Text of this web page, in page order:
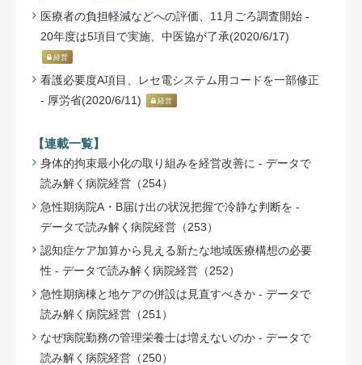
医療者の負担軽減などへの評価、11月ごろ調査開始 -
20年度は5項目で実施、中医協が了承(2020/6/17)
経営
看護必要度A項目、レセ電システム用コードを一部修正
- 厚労省(2020/6/11)
経営
【連載一覧】
身体的拘束最小化の取り組みを経営改善に - データで
読み解く病院経営（254）
急性期病院A・B届け出の状況把握で冷静な判断を -
データで読み解く病院経営（253）
認知症ケア加算から見える新たな地域医療構想の必要
性 - データで読み解く病院経営（252）
急性期病棟と地ケアの併設は見直すべきか - データで
読み解く病院経営（251）
なぜ病院勤務の管理栄養士は増えないのか - データで
読み解く病院経営（250）